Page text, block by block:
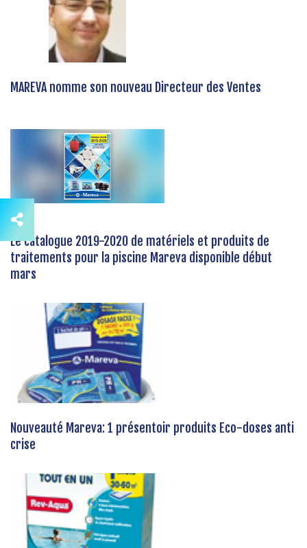
MAREVA nomme son nouveau Directeur des Ventes
Le catalogue 2019-2020 de matériels et produits de
traitements pour la piscine Mareva disponible début
mars
Nouveauté Mareva: 1 présentoir produits Eco-doses anti
crise